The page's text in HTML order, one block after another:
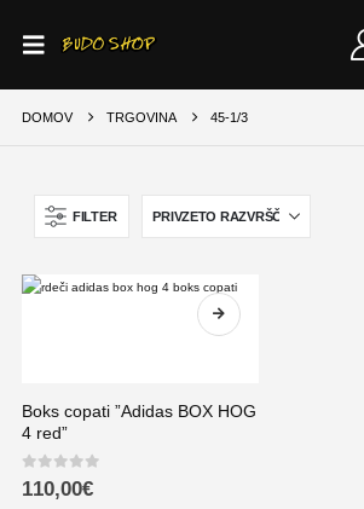
DOMOV TRGOVINA 45-1/3
FILTER
Boks copati ”Adidas BOX HOG
4 red”
0 out of 5
110,00€